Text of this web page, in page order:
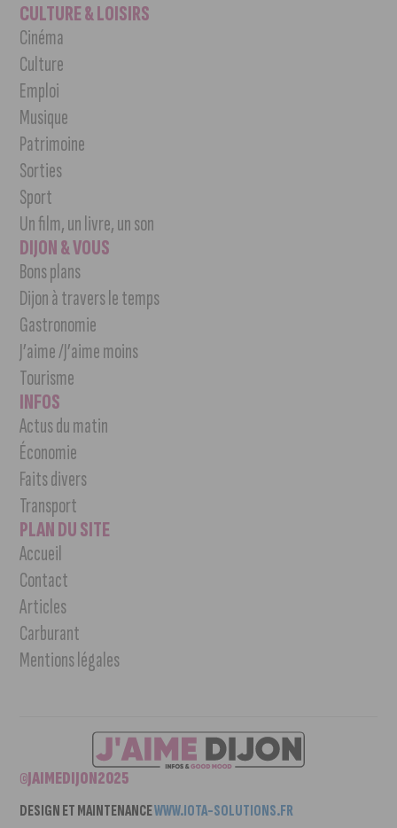
CULTURE & LOISIRS
Cinéma
Culture
Emploi
Musique
Patrimoine
Sorties
Sport
Un film, un livre, un son
DIJON & VOUS
Bons plans
Dijon à travers le temps
Gastronomie
J’aime /J’aime moins
Tourisme
INFOS
Actus du matin
Économie
Faits divers
Transport
PLAN DU SITE
Accueil
Contact
Articles
Carburant
Mentions légales
©JAIMEDIJON2025
DESIGN ET MAINTENANCEWWW.IOTA-SOLUTIONS.FR